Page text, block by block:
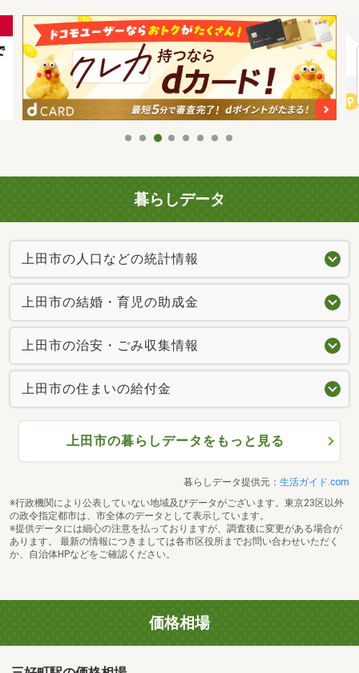
暮らしデータ
上田市の人口などの統計情報
上田市の結婚・育児の助成金
上田市の治安・ごみ収集情報
上田市の住まいの給付金
上田市の暮らしデータをもっと見る
暮らしデータ提供元： 生活ガイド.com
※行政機関により公表していない地域及びデータがございます。東京23区以外
の政令指定都市は、市全体のデータとして表示しています。
※提供データには細心の注意を払っておりますが、調査後に変更がある場合が
あります。 最新の情報につきましては各市区役所までお問い合わせいただく
か、自治体HPなどをご確認ください。
価格相場